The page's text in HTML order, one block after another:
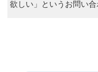
欲しい」というお問い合